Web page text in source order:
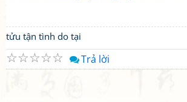
tửu tận tình do tại
☆
☆
☆
☆
☆ Trả lời